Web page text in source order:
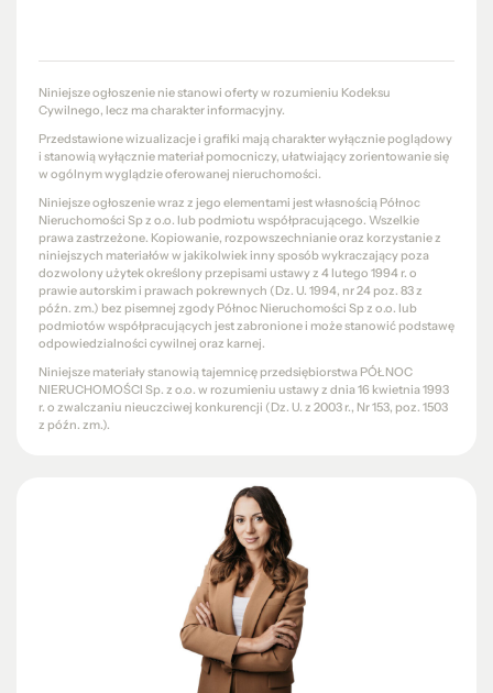
Niniejsze ogłoszenie nie stanowi oferty w rozumieniu Kodeksu
Cywilnego, lecz ma charakter informacyjny.
Przedstawione wizualizacje i grafiki mają charakter wyłącznie poglądowy
i stanowią wyłącznie materiał pomocniczy, ułatwiający zorientowanie się
w ogólnym wyglądzie oferowanej nieruchomości.
Niniejsze ogłoszenie wraz z jego elementami jest własnością Północ
Nieruchomości Sp z o.o. lub podmiotu współpracującego. Wszelkie
prawa zastrzeżone. Kopiowanie, rozpowszechnianie oraz korzystanie z
niniejszych materiałów w jakikolwiek inny sposób wykraczający poza
dozwolony użytek określony przepisami ustawy z 4 lutego 1994 r. o
prawie autorskim i prawach pokrewnych (Dz. U. 1994, nr 24 poz. 83 z
późn. zm.) bez pisemnej zgody Północ Nieruchomości Sp z o.o. lub
podmiotów współpracujących jest zabronione i może stanowić podstawę
odpowiedzialności cywilnej oraz karnej.
Niniejsze materiały stanowią tajemnicę przedsiębiorstwa PÓŁNOC
NIERUCHOMOŚCI Sp. z o.o. w rozumieniu ustawy z dnia 16 kwietnia 1993
r. o zwalczaniu nieuczciwej konkurencji (Dz. U. z 2003 r., Nr 153, poz. 1503
z późn. zm.).